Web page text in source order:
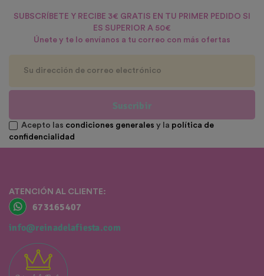
SUBSCRÍBETE Y RECIBE 3€ GRATIS EN TU PRIMER PEDIDO SI
ES SUPERIOR A 50€
Únete y te lo envíanos a tu correo con más ofertas
Suscribir
Acepto las condiciones generales y la política de
confidencialidad
ATENCIÓN AL CLIENTE:
673165407
info@reinadelafiesta.com